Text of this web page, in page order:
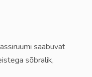
saabuvat
sõbralik,